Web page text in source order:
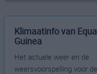
Klimaatinfo van
Guinea
Het actuele weer en de
weersvoorspelling voor